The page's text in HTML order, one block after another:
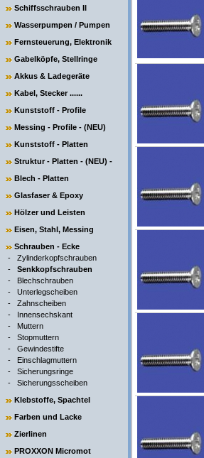
Schiffsschrauben II
Wasserpumpen / Pumpen
Fernsteuerung, Elektronik
Gabelköpfe, Stellringe
Akkus & Ladegeräte
Kabel, Stecker ......
Kunststoff - Profile
Messing - Profile - (NEU)
Kunststoff - Platten
Struktur - Platten - (NEU) -
Blech - Platten
Glasfaser & Epoxy
Hölzer und Leisten
Eisen, Stahl, Messing
Schrauben - Ecke
- Zylinderkopfschrauben
- Senkkopfschrauben
- Blechschrauben
- Unterlegscheiben
- Zahnscheiben
- Innensechskant
- Muttern
- Stopmuttern
- Gewindestifte
- Einschlagmuttern
- Sicherungsringe
- Sicherungsscheiben
Klebstoffe, Spachtel
Farben und Lacke
Zierlinen
PROXXON Micromot